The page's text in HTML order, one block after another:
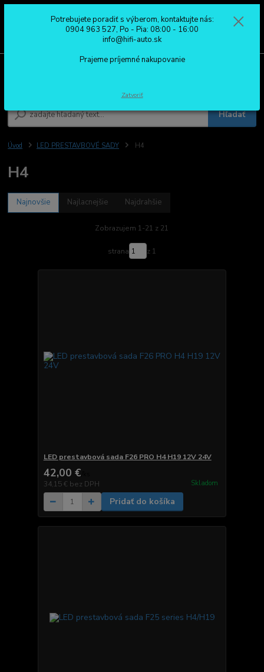
Hľadať
0904 963 527
Po - Pia: 08:00 - 16:00
Úvod LED PRESTAVBOVÉ SADY H4
H4
Najnovšie Najlacnejšie Najdrahšie
Zobrazujem 1-21 z 21
strana z 1
LED prestavbová sada F26 PRO H4 H19 12V 24V
42,00 €
34,15 € bez DPH Skladom
Pridať do košíka
Potrebujete poradiť s výberom, kontaktujte nás:
0904 963 527, Po - Pia: 08:00 - 16:00
info@hifi-auto.sk
Prajeme príjemné nakupovanie
Zatvoriť